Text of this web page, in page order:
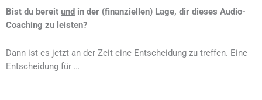
Bist du bereit und in der (finanziellen) Lage, dir dieses Audio-
Coaching zu leisten?
Dann ist es jetzt an der Zeit eine Entscheidung zu treffen. Eine
Entscheidung für …